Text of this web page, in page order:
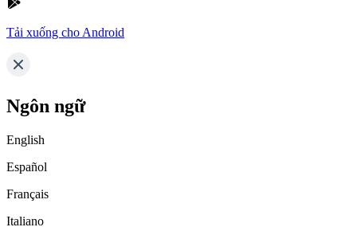
Tải xuống cho Android
Ngôn ngữ
English
Español
Français
Italiano